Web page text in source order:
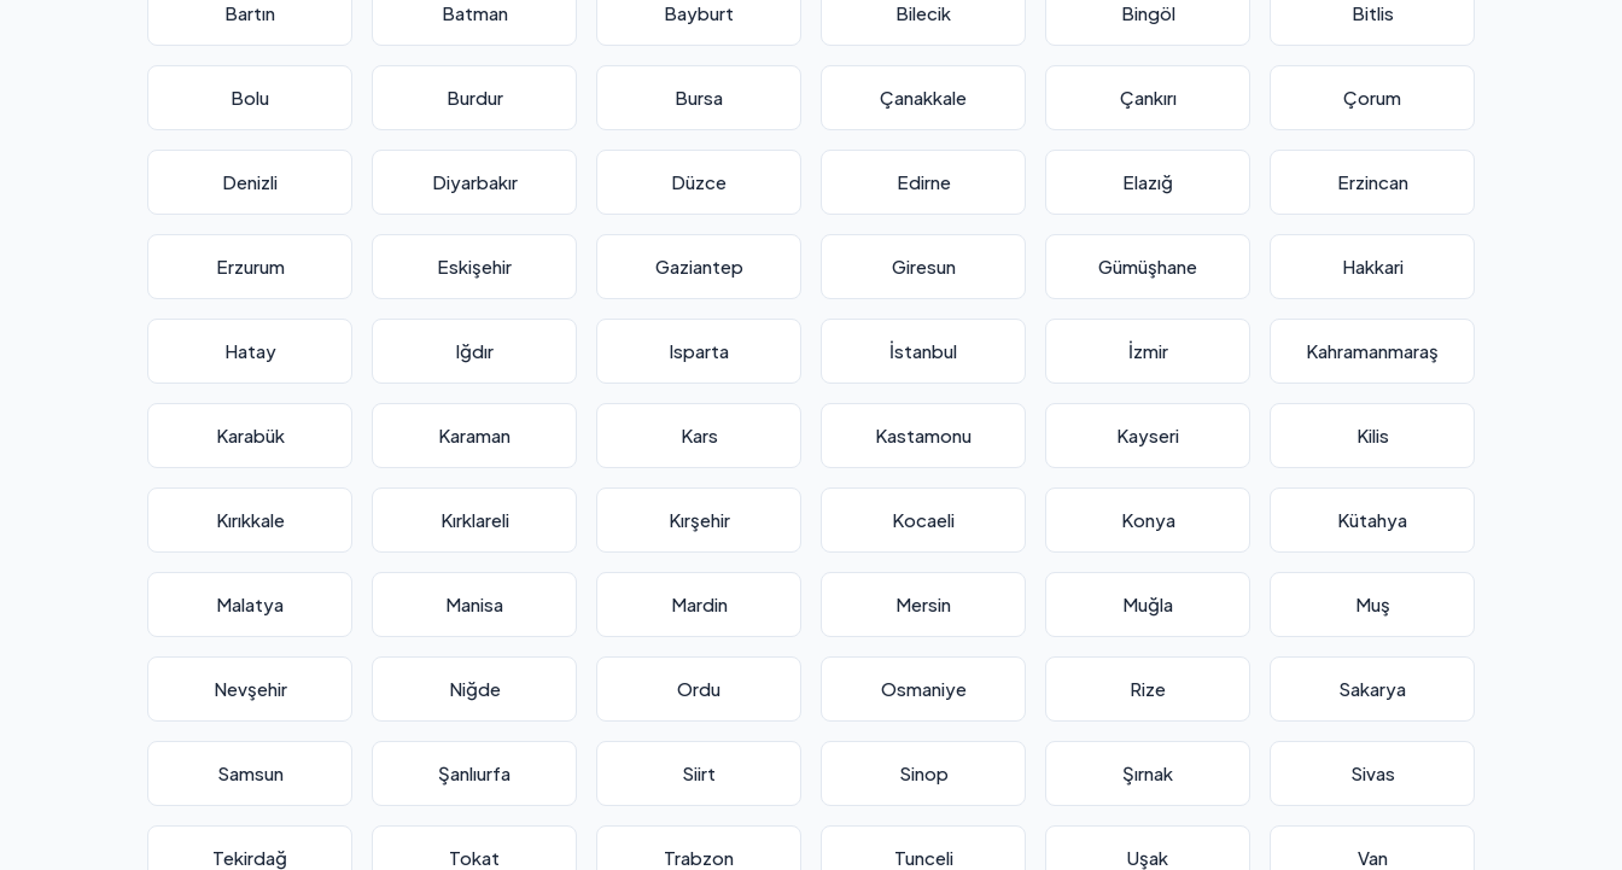
Bartın Batman Bayburt Bilecik Bingöl Bitlis
Bolu Burdur Bursa Çanakkale Çankırı Çorum
Denizli Diyarbakır Düzce Edirne Elazığ Erzincan
Erzurum Eskişehir Gaziantep Giresun Gümüşhane Hakkari
Hatay Iğdır Isparta İstanbul İzmir Kahramanmaraş
Karabük Karaman Kars Kastamonu Kayseri Kilis
Kırıkkale Kırklareli Kırşehir Kocaeli Konya Kütahya
Malatya Manisa Mardin Mersin Muğla Muş
Nevşehir Niğde Ordu Osmaniye Rize Sakarya
Samsun Şanlıurfa Siirt Sinop Şırnak Sivas
Tekirdağ Tokat Trabzon Tunceli Uşak Van